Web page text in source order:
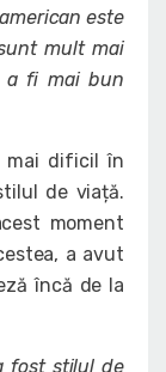
este
mult mai
a fi mai bun
mai dificil în
de viață.
moment
a avut
încă de la
fost stilul de